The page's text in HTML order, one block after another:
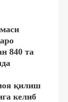
840 та
қилиш
келиб